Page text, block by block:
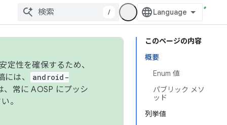
/
このページの内容
概要
Enum 値
パブリック メソ
ッド
列挙値
性を確保するため、
は、
android-
常に AOSP にプッシ
。